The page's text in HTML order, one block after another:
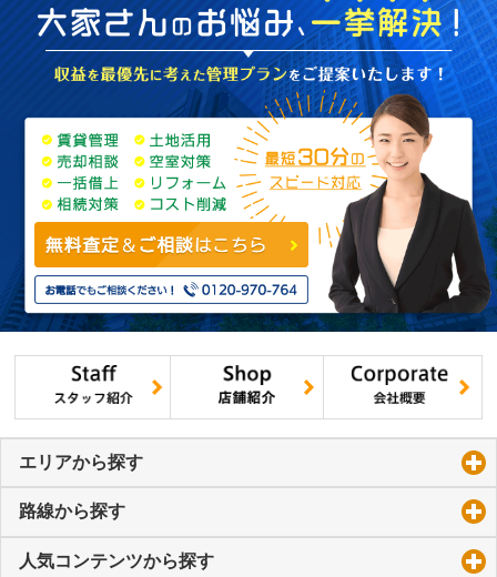
エリアから探す
路線から探す
人気コンテンツから探す